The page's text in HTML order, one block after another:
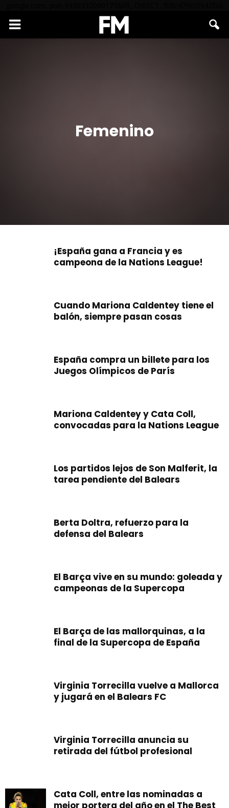
Femenino
¡España gana a Francia y es
campeona de la Nations League!
Cuando Mariona Caldentey tiene el
balón, siempre pasan cosas
España compra un billete para los
Juegos Olímpicos de París
Mariona Caldentey y Cata Coll,
convocadas para la Nations League
Los partidos lejos de Son Malferit, la
tarea pendiente del Balears
Berta Doltra, refuerzo para la
defensa del Balears
El Barça vive en su mundo: goleada y
campeonas de la Supercopa
El Barça de las mallorquinas, a la
final de la Supercopa de España
Virginia Torrecilla vuelve a Mallorca
y jugará en el Balears FC
Virginia Torrecilla anuncia su
retirada del fútbol profesional
Cata Coll, entre las nominadas a
mejor portera del año en el The Best